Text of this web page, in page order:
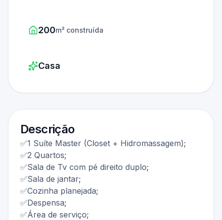
200m² construída
Casa
Descrição
✅1 Suíte Master (Closet + Hidromassagem);
✅2 Quartos;
✅Sala de Tv com pé direito duplo;
✅Sala de jantar;
✅Cozinha planejada;
✅Despensa;
✅Área de serviço;